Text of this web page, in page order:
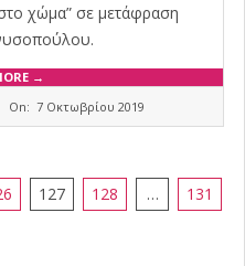
χώμα” σε μετάφραση
→
On: 7 Οκτωβρίου 2019
127 128 …
131